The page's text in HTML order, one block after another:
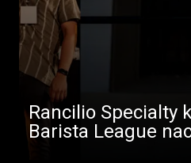
Rancilio Specialty
Barista League